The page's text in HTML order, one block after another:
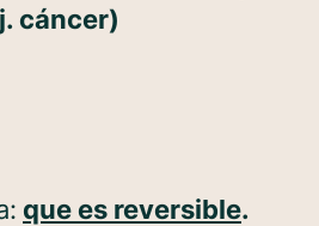
cáncer)
que es reversible.